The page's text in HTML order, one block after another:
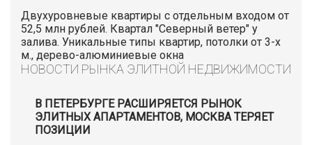
Двухуровневые квартиры с отдельным входом от
52,5 млн рублей. Квартал "Северный ветер" у
залива. Уникальные типы квартир, потолки от 3-х
м., дерево-алюминиевые окна
НОВОСТИ РЫНКА ЭЛИТНОЙ НЕДВИЖИМОСТИ
В ПЕТЕРБУРГЕ РАСШИРЯЕТСЯ РЫНОК
ЭЛИТНЫХ АПАРТАМЕНТОВ, МОСКВА ТЕРЯЕТ
ПОЗИЦИИ